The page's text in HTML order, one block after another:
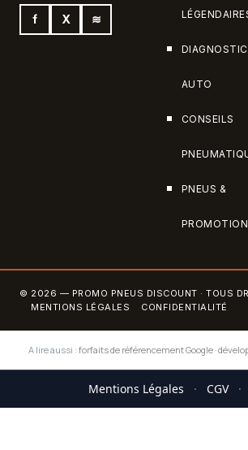
f X ≋
DIAGNOSTIC
AUTO
CONSEILS
PNEUS &
© 2026 — PROMO PNEUS DISCOUNT · TOUS
MENTIONS LÉGALES
CONFIDENTIALITÉ
A lire aussi : forfaits de référencement Google ·
Mentions Légales · CGV ·